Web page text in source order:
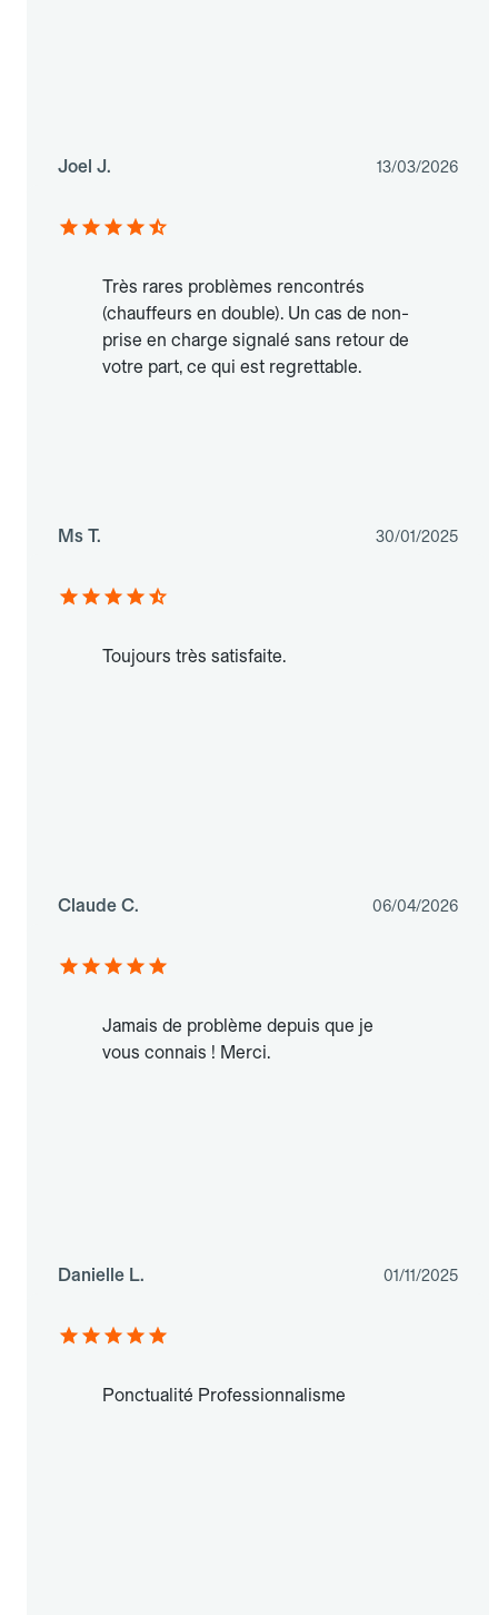
Joel J. 13/03/2026
Très rares problèmes rencontrés
(chauffeurs en double). Un cas de non-
prise en charge signalé sans retour de
votre part, ce qui est regrettable.
Ms T. 30/01/2025
Toujours très satisfaite.
Claude C. 06/04/2026
Jamais de problème depuis que je
vous connais ! Merci.
Danielle L. 01/11/2025
Ponctualité Professionnalisme